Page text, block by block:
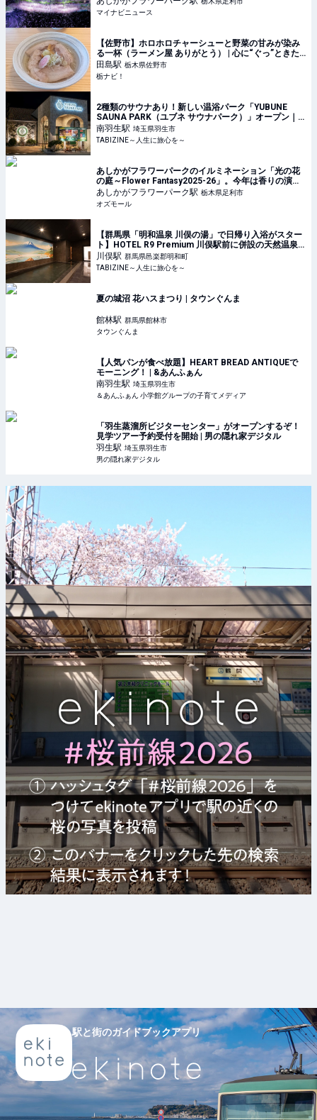
マイナビニュース
【佐野市】ホロホロチャーシューと野菜の甘みが染み
る一杯（ラーメン屋 ありがとう） | 心に“ぐっ”ときた
クチコミ！ | 栃ナビ！
田島駅 栃木県佐野市
栃ナビ！
2種類のサウナあり！新しい温浴パーク「YUBUNE
SAUNA PARK（ユブネ サウナパーク）」オープン｜
埼玉・イオンモール羽生 | TABIZINE～人生に旅心を～
南羽生駅 埼玉県羽生市
TABIZINE～人生に旅心を～
あしかがフラワーパークのイルミネーション「光の花
の庭～Flower Fantasy2025-26」。今年は香りの演出
も - OZmall
あしかがフラワーパーク駅 栃木県足利市
オズモール
【群馬県「明和温泉 川俣の湯」で日帰り入浴がスター
ト】HOTEL R9 Premium 川俣駅前に併設の天然温泉 |
TABIZINE～人生に旅心を～
川俣駅 群馬県邑楽郡明和町
TABIZINE～人生に旅心を～
夏の城沼 花ハスまつり | タウンぐんま
館林駅 群馬県館林市
タウンぐんま
【人気パンが食べ放題】HEART BREAD ANTIQUEで
モーニング！ | &あんふぁん
南羽生駅 埼玉県羽生市
＆あんふぁん 小学館グループの子育てメディア
「羽生蒸溜所ビジターセンター」がオープンするぞ！
見学ツアー予約受付を開始 | 男の隠れ家デジタル
羽生駅 埼玉県羽生市
男の隠れ家デジタル
駅と街のガイドブックアプリ